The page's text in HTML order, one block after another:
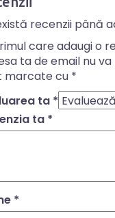
recenzii până
care adaugi o
ta de email nu
marcate cu *
ta *
ta *
*